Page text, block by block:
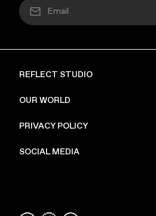
REFLECT STUDIO
OUR WORLD
PoV
PRIVACY POLICY
SOCIAL MEDIA